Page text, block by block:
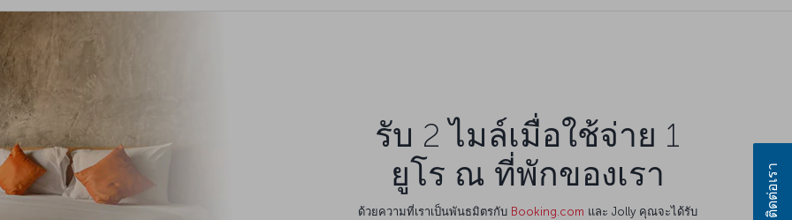
รับ 2 ไมล์เมื่อใช้จ่าย 1
ยูโร ณ ที่พักของเรา
ด้วยความที่เราเป็นพันธมิตรกับ Booking.com และ Jolly คุณจะได้รับ
ติดต่อเรา